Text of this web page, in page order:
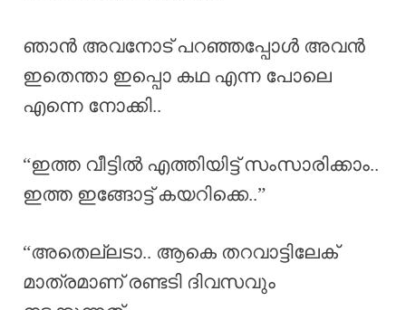
ഞാൻ അവനോട് പറഞ്ഞപ്പോൾ അവൻ
ഇതെന്താ ഇപ്പൊ കഥ എന്ന പോലെ
എന്നെ നോക്കി..
“ഇത്ത വീട്ടിൽ എത്തിയിട്ട് സംസാരിക്കാം..
ഇത്ത ഇങ്ങോട്ട് കയറിക്കെ..”
“അതെല്ലടാ.. ആകെ തറവാട്ടിലേക്
മാത്രമാണ് രണ്ടടി ദിവസവും